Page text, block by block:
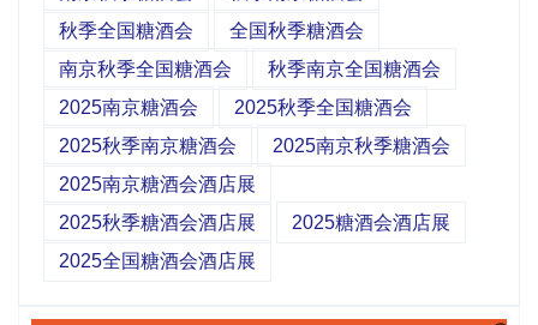
秋季全国糖酒会
全国秋季糖酒会
南京秋季全国糖酒会
秋季南京全国糖酒会
2025南京糖酒会
2025秋季全国糖酒会
2025秋季南京糖酒会
2025南京秋季糖酒会
2025南京糖酒会酒店展
2025秋季糖酒会酒店展
2025糖酒会酒店展
2025全国糖酒会酒店展